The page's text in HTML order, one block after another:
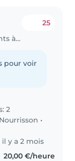
Job de garde d'enfants à Luxembourg
25
pour voir
2
Nourrisson •
y a 2 mois
20,00 €/heure